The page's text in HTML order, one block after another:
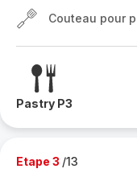
Couteau pour
Pastry P3
Etape 3 /13